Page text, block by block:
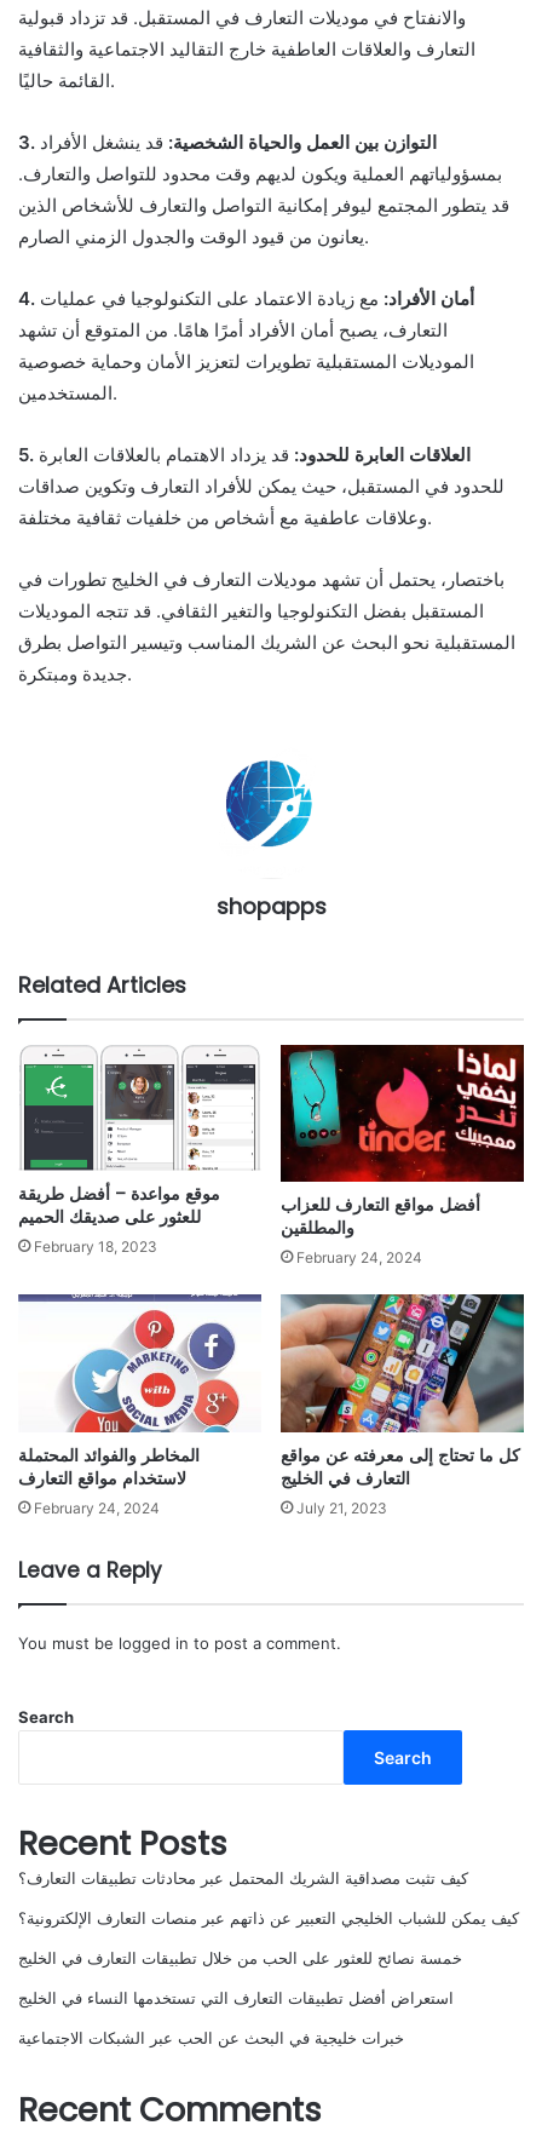
والانفتاح في موديلات التعارف في المستقبل. قد تزداد قبولية
التعارف والعلاقات العاطفية خارج التقاليد الاجتماعية والثقافية
القائمة حاليًا.
3. التوازن بين العمل والحياة الشخصية: قد ينشغل الأفراد
بمسؤولياتهم العملية ويكون لديهم وقت محدود للتواصل والتعارف.
قد يتطور المجتمع ليوفر إمكانية التواصل والتعارف للأشخاص الذين
يعانون من قيود الوقت والجدول الزمني الصارم.
4. أمان الأفراد: مع زيادة الاعتماد على التكنولوجيا في عمليات
التعارف، يصبح أمان الأفراد أمرًا هامًا. من المتوقع أن تشهد
الموديلات المستقبلية تطويرات لتعزيز الأمان وحماية خصوصية
المستخدمين.
5. العلاقات العابرة للحدود: قد يزداد الاهتمام بالعلاقات العابرة
للحدود في المستقبل، حيث يمكن للأفراد التعارف وتكوين صداقات
وعلاقات عاطفية مع أشخاص من خلفيات ثقافية مختلفة.
باختصار، يحتمل أن تشهد موديلات التعارف في الخليج تطورات في
المستقبل بفضل التكنولوجيا والتغير الثقافي. قد تتجه الموديلات
المستقبلية نحو البحث عن الشريك المناسب وتيسير التواصل بطرق
جديدة ومبتكرة.
shopapps
Related Articles
موقع مواعدة – أفضل طريقة
للعثور على صديقك الحميم
February 18, 2023
أفضل مواقع التعارف للعزاب
والمطلقين
February 24, 2024
المخاطر والفوائد المحتملة
لاستخدام مواقع التعارف
February 24, 2024
كل ما تحتاج إلى معرفته عن مواقع
التعارف في الخليج
July 21, 2023
Leave a Reply
You must be logged in to post a comment.
Search
Search
Recent Posts
كيف تثبت مصداقية الشريك المحتمل عبر محادثات تطبيقات التعارف؟
كيف يمكن للشباب الخليجي التعبير عن ذاتهم عبر منصات التعارف الإلكترونية؟
خمسة نصائح للعثور على الحب من خلال تطبيقات التعارف في الخليج
استعراض أفضل تطبيقات التعارف التي تستخدمها النساء في الخليج
خبرات خليجية في البحث عن الحب عبر الشبكات الاجتماعية
Recent Comments